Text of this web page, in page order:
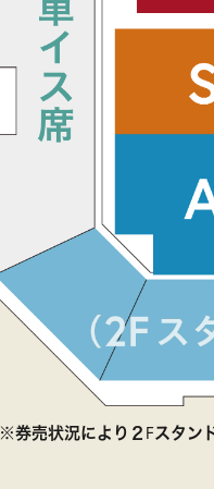
※券売状況により２Fスタン
⑦規
意